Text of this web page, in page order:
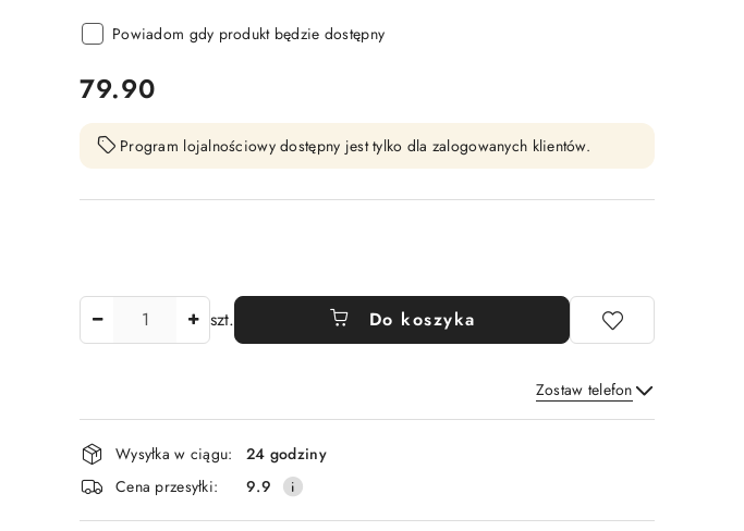
Powiadom gdy produkt będzie dostępny
cena:
79.90
Program lojalnościowy dostępny jest tylko dla zalogowanych klientów.
szt. Do koszyka
Zostaw telefon
Wyślij
Dostępność
i
dostawa
Wysyłka w ciągu:
24 godziny
Cena przesyłki:
9.9